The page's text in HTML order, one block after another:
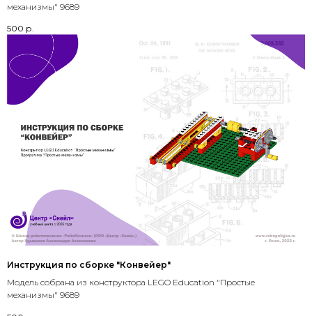
механизмы" 9689
500 р.
Инструкция по сборке "Конвейер"
Модель собрана из конструктора LEGO Education "Простые
механизмы" 9689